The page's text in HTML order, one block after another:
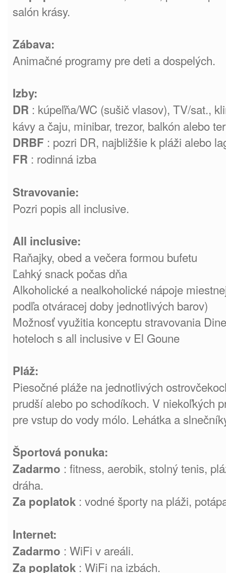
salón krásy.
Zábava:
Animačné programy pre deti a dospelých.
Izby:
DR : kúpeľňa/WC (sušič vlasov), TV/sat.,
kávy a čaju, minibar, trezor, balkón alebo
DRBF : pozri DR, najbližšie k pláži alebo
FR : rodinná izba
Stravovanie:
Pozri popis all inclusive.
All inclusive:
Raňajky, obed a večera formou bufetu
Ľahký snack počas dňa
Alkoholické a nealkoholické nápoje
podľa otváracej doby jednotlivých barov)
Možnosť využitia konceptu stravovania
hoteloch s all inclusive v El Goune
Pláž:
Piesočné pláže na jednotlivých
prudší alebo po schodíkoch. V niekoľkých
pre vstup do vody mólo. Lehátka a
Športová ponuka:
Zadarmo : fitness, aerobik, stolný tenis,
dráha.
Za poplatok : vodné športy na pláži,
Internet:
Zadarmo : WiFi v areáli.
Za poplatok : WiFi na izbách.